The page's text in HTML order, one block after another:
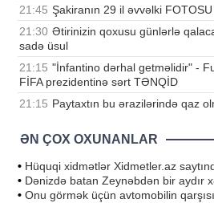
21:45 Şakiranın 29 il əvvəlki
21:30 Ətirinizin qoxusu günlərlə
sadə üsul
21:15 "İnfantino dərhal getməlidir" -
FİFA prezidentinə sərt TƏNQİD
21:15 Paytaxtın bu ərazilərində qaz
ƏN ÇOX OXUNANLAR
• Hüquqi xidmətlər Xidmetler.az
• Dənizdə batan Zeynəbdən bir aydır
• Onu görmək üçün avtomobilin